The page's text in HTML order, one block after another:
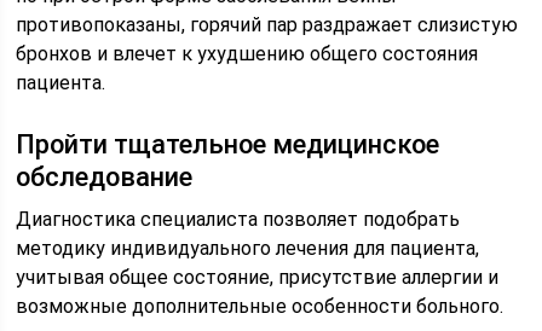
противопоказаны, горячий пар раздражает слизистую
бронхов и влечет к ухудшению общего состояния
пациента.
Пройти тщательное медицинское
обследование
Диагностика специалиста позволяет подобрать
методику индивидуального лечения для пациента,
учитывая общее состояние, присутствие аллергии и
возможные дополнительные особенности больного.